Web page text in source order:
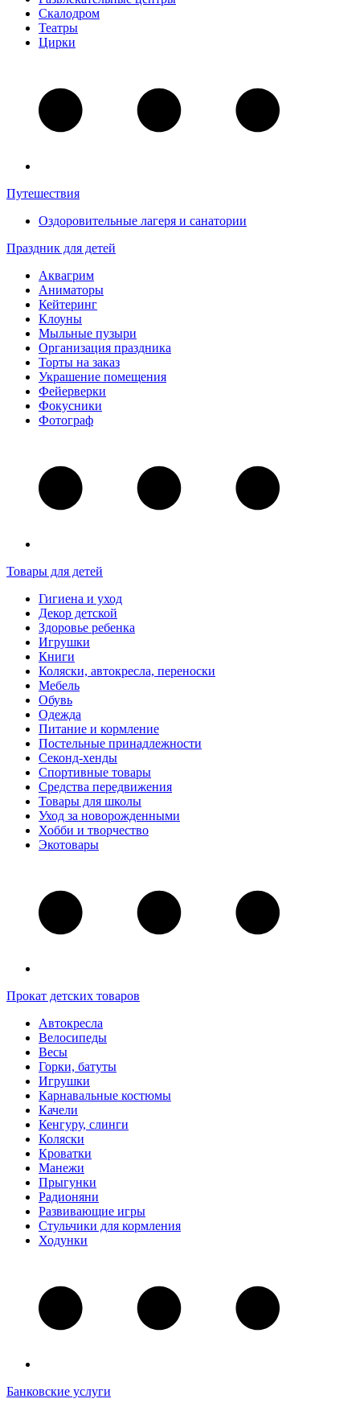
Скалодром
Театры
Цирки
Путешествия
Оздоровительные лагеря и санатории
Праздник для детей
Аквагрим
Аниматоры
Кейтеринг
Клоуны
Мыльные пузыри
Организация праздника
Торты на заказ
Украшение помещения
Фейерверки
Фокусники
Фотограф
Товары для детей
Гигиена и уход
Декор детской
Здоровье ребенка
Игрушки
Книги
Коляски, автокресла, переноски
Мебель
Обувь
Одежда
Питание и кормление
Постельные принадлежности
Секонд-хенды
Спортивные товары
Средства передвижения
Товары для школы
Уход за новорожденными
Хобби и творчество
Экотовары
Прокат детских товаров
Автокресла
Велосипеды
Весы
Горки, батуты
Игрушки
Карнавальные костюмы
Качели
Кенгуру, слинги
Коляски
Кроватки
Манежи
Прыгунки
Радионяни
Развивающие игры
Стульчики для кормления
Ходунки
Банковские услуги